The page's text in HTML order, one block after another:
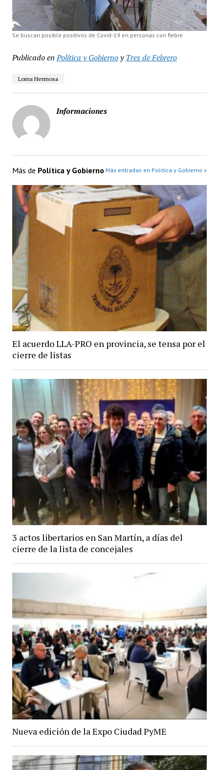
Se buscan posible positivos de Covid-19 en personas con fiebre
Publicado en Política y GobiernoyTres de Febrero
Loma Hermosa
Informaciones
Más de Política y Gobierno Más entradas en Política y Gobierno »
El acuerdo LLA-PRO en provincia, se tensa por el
cierre de listas
3 actos libertarios en San Martín, a días del
cierre de la lista de concejales
Nueva edición de la Expo Ciudad PyME